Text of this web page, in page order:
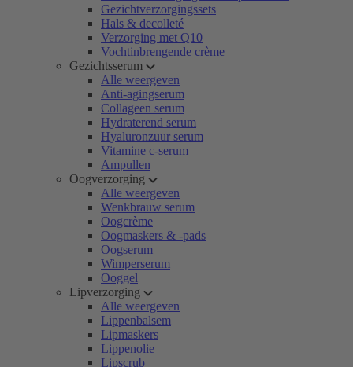
Gezichtverzorgingssets
Hals & decolleté
Verzorging met Q10
Vochtinbrengende crème
Gezichtsserum
Alle weergeven
Anti-agingserum
Collageen serum
Hydraterend serum
Hyaluronzuur serum
Vitamine c-serum
Ampullen
Oogverzorging
Alle weergeven
Wenkbrauw serum
Oogcrème
Oogmaskers & -pads
Oogserum
Wimperserum
Ooggel
Lipverzorging
Alle weergeven
Lippenbalsem
Lipmaskers
Lippenolie
Lipscrub